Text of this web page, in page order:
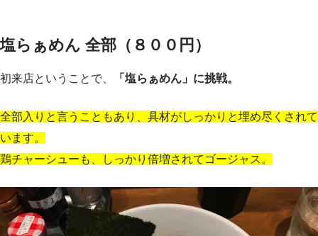
塩らぁめん 全部（８００円）
初来店ということで、 「塩らぁめん」に挑戦。
全部入りと言うこともあり、具材がしっかりと埋め尽くされて
います。
鶏チャーシューも、しっかり倍増されてゴージャス。